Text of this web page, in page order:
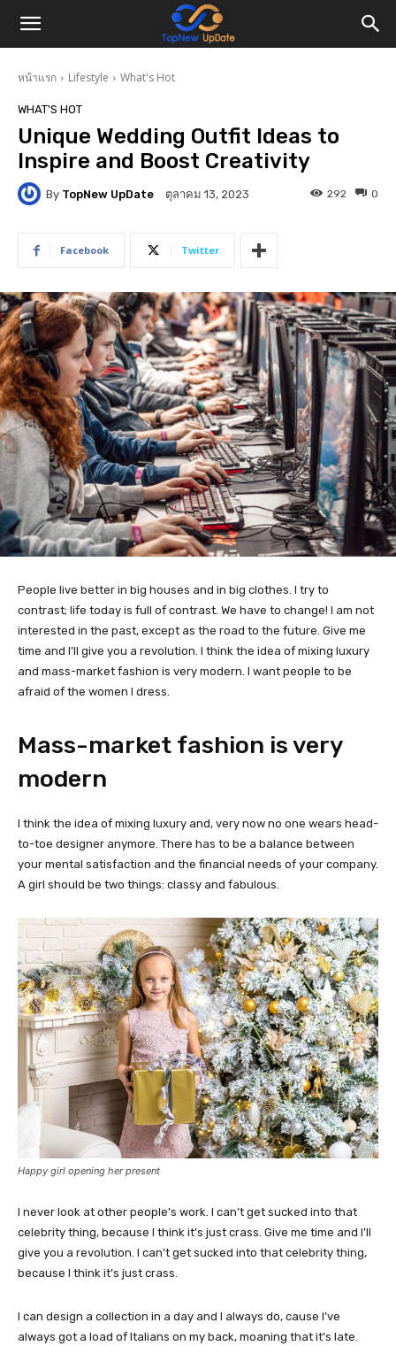
หน้าแรก Lifestyle What's Hot
WHAT'S HOT
Unique Wedding Outfit Ideas to
Inspire and Boost Creativity
By TopNew UpDate ตุลาคม 13, 2023 0
292
Facebook Twitter
People live better in big houses and in big clothes. I try to
contrast; life today is full of contrast. We have to change! I am not
interested in the past, except as the road to the future. Give me
time and I’ll give you a revolution. I think the idea of mixing luxury
and mass-market fashion is very modern. I want people to be
afraid of the women I dress.
Mass-market fashion is very
modern
I think the idea of mixing luxury and, very now no one wears head-
to-toe designer anymore. There has to be a balance between
your mental satisfaction and the financial needs of your company.
A girl should be two things: classy and fabulous.
Happy girl opening her present
I never look at other people’s work. I can’t get sucked into that
celebrity thing, because I think it’s just crass. Give me time and I’ll
give you a revolution. I can’t get sucked into that celebrity thing,
because I think it’s just crass.
I can design a collection in a day and I always do, cause I’ve
always got a load of Italians on my back, moaning that it’s late.